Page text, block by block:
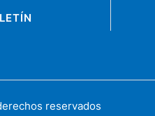
reservados